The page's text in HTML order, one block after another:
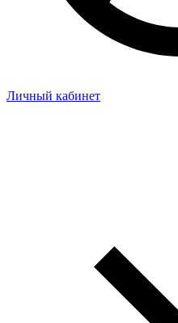
Личный кабинет